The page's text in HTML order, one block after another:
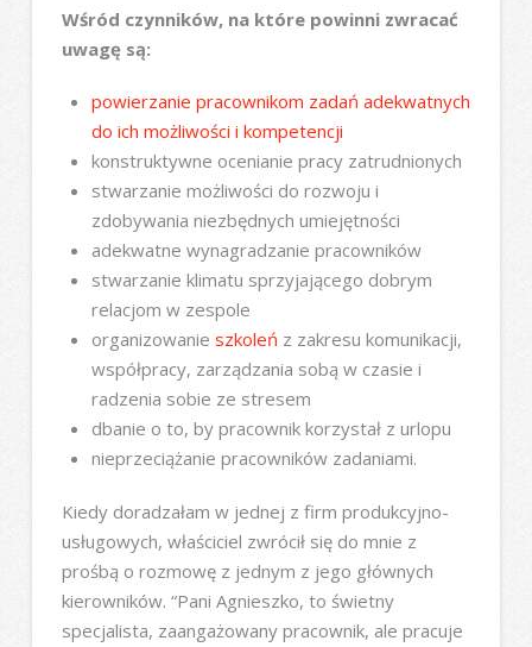
Wśród czynników, na które powinni zwracać
uwagę są:
powierzanie pracownikom zadań adekwatnych
do ich możliwości i kompetencji
konstruktywne ocenianie pracy zatrudnionych
stwarzanie możliwości do rozwoju i
zdobywania niezbędnych umiejętności
adekwatne wynagradzanie pracowników
stwarzanie klimatu sprzyjającego dobrym
relacjom w zespole
organizowanie szkoleń z zakresu komunikacji,
współpracy, zarządzania sobą w czasie i
radzenia sobie ze stresem
dbanie o to, by pracownik korzystał z urlopu
nieprzeciążanie pracowników zadaniami.
Kiedy doradzałam w jednej z firm produkcyjno-
usługowych, właściciel zwrócił się do mnie z
prośbą o rozmowę z jednym z jego głównych
kierowników. “Pani Agnieszko, to świetny
specjalista, zaangażowany pracownik, ale pracuje